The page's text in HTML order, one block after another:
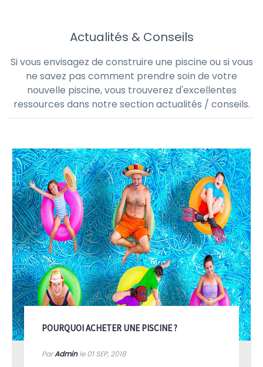
Actualités & Conseils
Si vous envisagez de construire une piscine ou si vous
ne savez pas comment prendre soin de votre
nouvelle piscine, vous trouverez d'excellentes
ressources dans notre section actualités / conseils.
POURQUOI ACHETER UNE PISCINE ?
ParAdminle 01SEP, 2018